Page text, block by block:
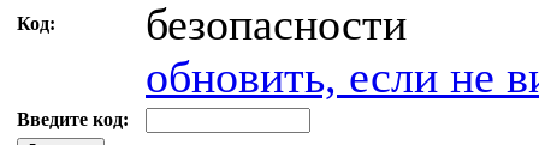
Код:
обновить, если не
Введите код: